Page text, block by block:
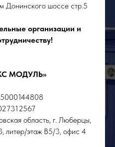
Донинского шоссе стр.5
организации и
МОДУЛЬ»
область, г. Люберцы,
литер/этаж В5/3, офис 4